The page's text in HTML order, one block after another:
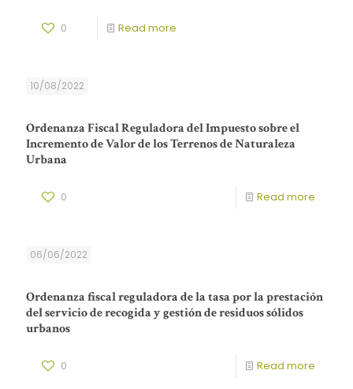
0 Read more
10/08/2022
Ordenanza Fiscal Reguladora del Impuesto sobre el
Incremento de Valor de los Terrenos de Naturaleza
Urbana
0 Read more
06/06/2022
Ordenanza fiscal reguladora de la tasa por la prestación
del servicio de recogida y gestión de residuos sólidos
urbanos
0 Read more